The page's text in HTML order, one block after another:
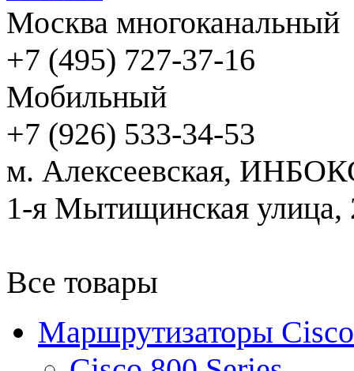
Москва многоканальный
+7 (495) 727-37-16
Мобильный
+7 (926) 533-34-53
м. Алексеевская,
1-я Мытищинская улица,
Все товары
Маршрутизаторы Cisco